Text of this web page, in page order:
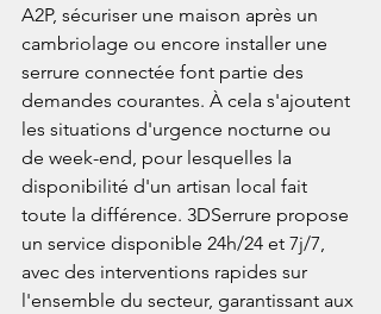
A2P, sécuriser une maison après un
cambriolage ou encore installer une
serrure connectée font partie des
demandes courantes. À cela s'ajoutent
les situations d'urgence nocturne ou
de week-end, pour lesquelles la
disponibilité d'un artisan local fait
toute la différence. 3DSerrure propose
un service disponible 24h/24 et 7j/7,
avec des interventions rapides sur
l'ensemble du secteur, garantissant aux